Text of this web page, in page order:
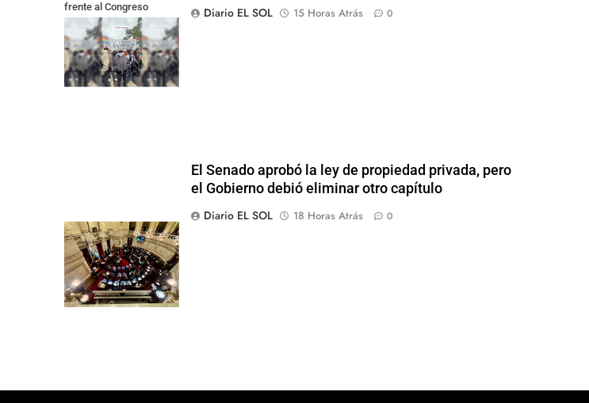
frente al Congreso
contra la Ley de
Propiedad Privada
Diario EL SOL
15 Horas Atrás 0
El Senado aprobó la ley de propiedad privada, pero
el Gobierno debió eliminar otro capítulo
Diario EL SOL
18 Horas Atrás 0